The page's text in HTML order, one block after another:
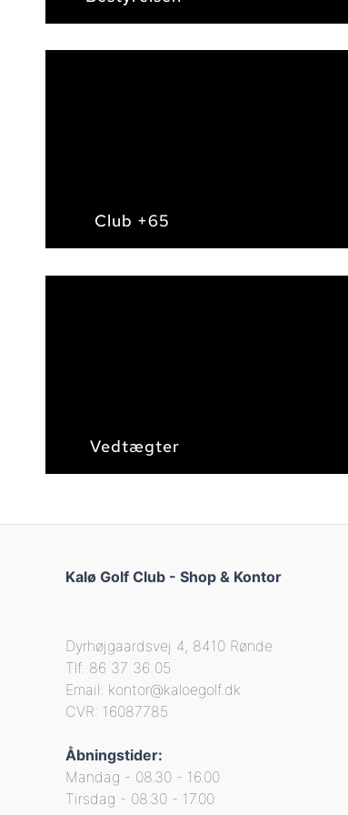
Club +65
Vedtægter
Kalø Golf Club - Shop & Kontor
Dyrhøjgaardsvej 4, 8410 Rønde
Tlf. 86 37 36 05
Email: kontor@kaloegolf.dk
CVR: 16087785
Åbningstider:
Mandag - 08.30 - 16.00
Tirsdag - 08.30 - 17.00